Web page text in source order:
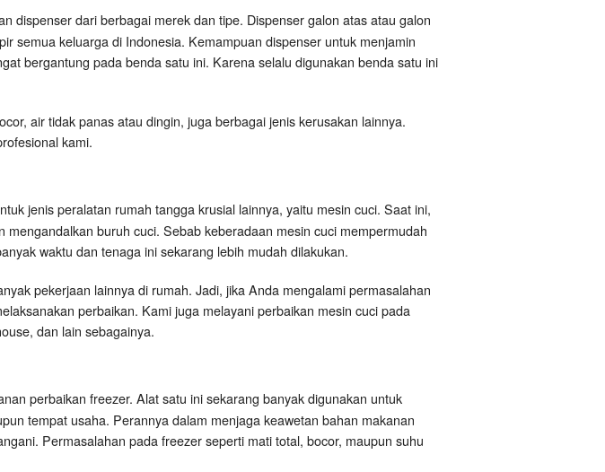
dispenser dari berbagai merek dan tipe. Dispenser galon atas atau galon
semua keluarga di Indonesia. Kemampuan dispenser untuk menjamin
bergantung pada benda satu ini. Karena selalu digunakan benda satu ini
air tidak panas atau dingin, juga berbagai jenis kerusakan lainnya.
kami.
jenis peralatan rumah tangga krusial lainnya, yaitu mesin cuci. Saat ini,
buruh cuci. Sebab keberadaan mesin cuci mempermudah
waktu dan tenaga ini sekarang lebih mudah dilakukan.
pekerjaan lainnya di rumah. Jadi, jika Anda mengalami permasalahan
perbaikan. Kami juga melayani perbaikan mesin cuci pada
dan lain sebagainya.
perbaikan freezer. Alat satu ini sekarang banyak digunakan untuk
tempat usaha. Perannya dalam menjaga keawetan bahan makanan
Permasalahan pada freezer seperti mati total, bocor, maupun suhu